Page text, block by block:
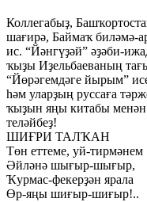
Коллегабыҙ,
шағирә, Баймаҡ биләмә-
ис. “Йәнгүҙәй” әҙәби-
ҡыҙы Иҙельбаеваның
“Йөрәгемдәге йырым”
һәм уларҙың руссаға
ҡыҙын яңы китабы менән
теләйбеҙ!
ШИҒРИ ТАЛҠАН
Төн еттеме, уй-тирмәнем
Әйләнә шығыр-шығыр,
Ҡурмас-фекерҙән ярала
Өр-яңы шиғыр-шиғыр!..